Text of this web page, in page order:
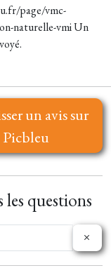
page/vmc-
naturelle-vmi Un
un avis sur
Picbleu
questions